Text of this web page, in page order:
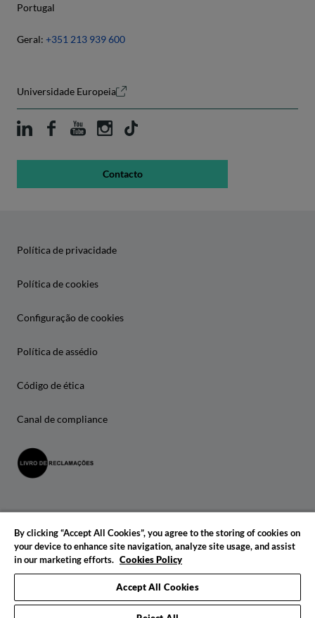
Portugal
Geral: +351 213 939 600
Universidade Europeia
Contacto
Política de privacidade
Política de cookies
Configuração de cookies
Política de assédio
Código de ética
Canal de compliance
© 2026 IADE. Todos os direitos reservados.
By clicking “Accept All Cookies”, you agree to the storing of cookies on
your device to enhance site navigation, analyze site usage, and assist
in our marketing efforts. Cookies Policy
Accept All Cookies